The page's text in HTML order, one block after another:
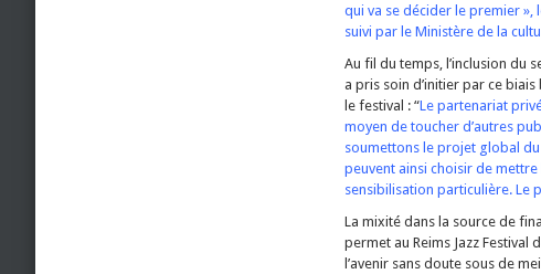
qui va se décider le premier »,
suivi par le Ministère de la
Au fil du temps, l’inclusion du
a pris soin d’initier par ce
le festival : “Le partenariat
moyen de toucher d’autres
soumettons le projet global
peuvent ainsi choisir de mettre
sensibilisation particulière. Le
La mixité dans la source de
permet au Reims Jazz Festival
l’avenir sans doute sous de